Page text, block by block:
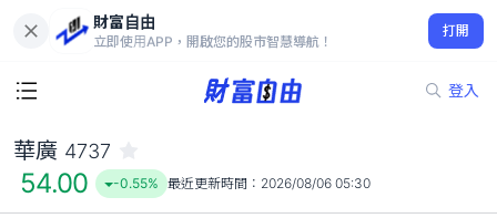
財富自由
立即使用APP，開啟您的股市智慧導航！
打開
登入
54.00
-0.55%
華廣 4737
54.00 -0.55% 最近更新時間： 2026/08/06 05:30